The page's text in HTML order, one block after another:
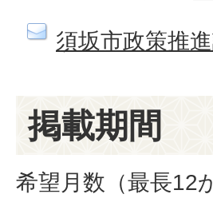
須坂市政策推
掲載期間
希望月数（最長12